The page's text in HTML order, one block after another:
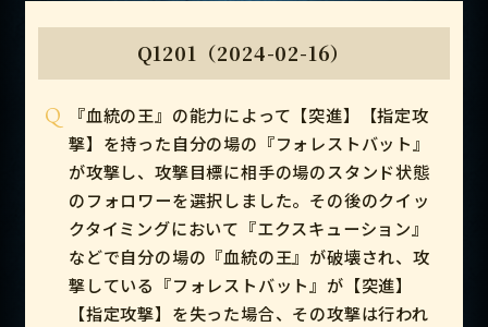
Q1201（2024-02-16）
Q
『血統の王』の能力によって【突進】【指定攻
撃】を持った自分の場の『フォレストバット』
が攻撃し、攻撃目標に相手の場のスタンド状態
のフォロワーを選択しました。その後のクイッ
クタイミングにおいて『エクスキューション』
などで自分の場の『血統の王』が破壊され、攻
撃している『フォレストバット』が【突進】
【指定攻撃】を失った場合、その攻撃は行われ